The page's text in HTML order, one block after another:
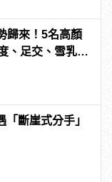
歸來！5名高顏
、足交、雪乳、
斷崖式分手」